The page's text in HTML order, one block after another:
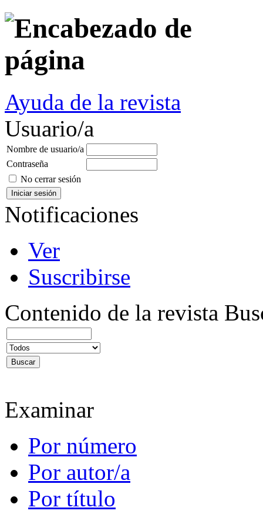
Ayuda de la revista
Usuario/a
Nombre de usuario/a
Contraseña
No cerrar sesión
Notificaciones
Ver
Suscribirse
Contenido de la revista
Examinar
Por número
Por autor/a
Por título